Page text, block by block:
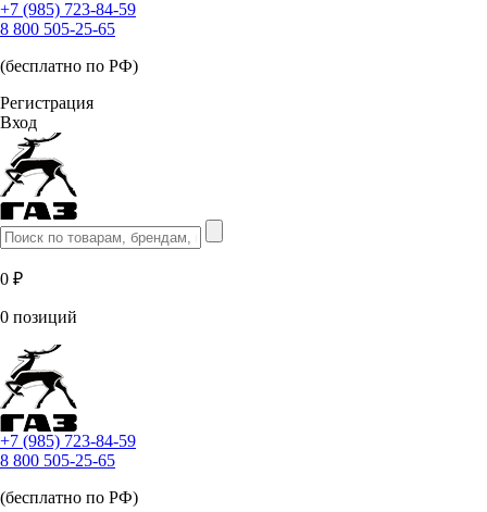
+7 (985) 723-84-59
8 800 505-25-65
(бесплатно по РФ)
Регистрация
Вход
0 ₽
0 позиций
+7 (985) 723-84-59
8 800 505-25-65
(бесплатно по РФ)